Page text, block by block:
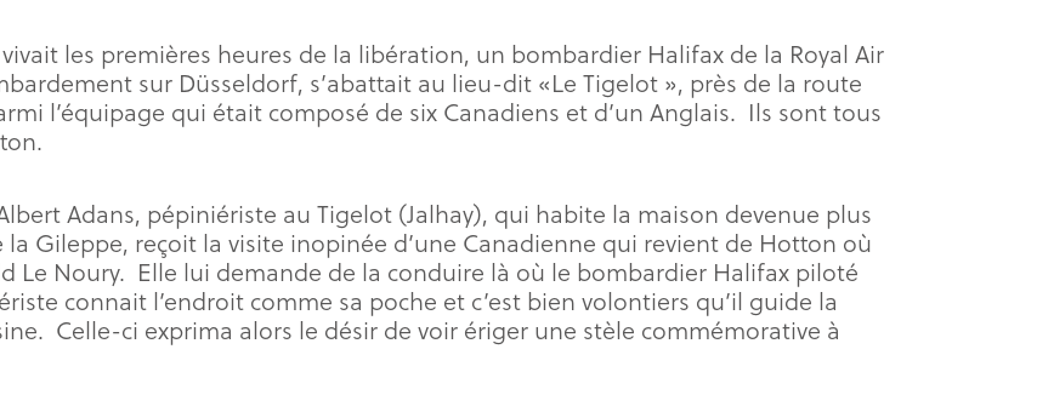
les premières heures de la libération, un bombardier Halifax de la Royal Air
sur Düsseldorf, s’abattait au lieu-dit «Le Tigelot », près de la route
l’équipage qui était composé de six Canadiens et d’un Anglais. Ils sont tous
Adans, pépiniériste au Tigelot (Jalhay), qui habite la maison devenue plus
Gileppe, reçoit la visite inopinée d’une Canadienne qui revient de Hotton où
Le Noury. Elle lui demande de la conduire là où le bombardier Halifax piloté
connait l’endroit comme sa poche et c’est bien volontiers qu’il guide la
Celle-ci exprima alors le désir de voir ériger une stèle commémorative à